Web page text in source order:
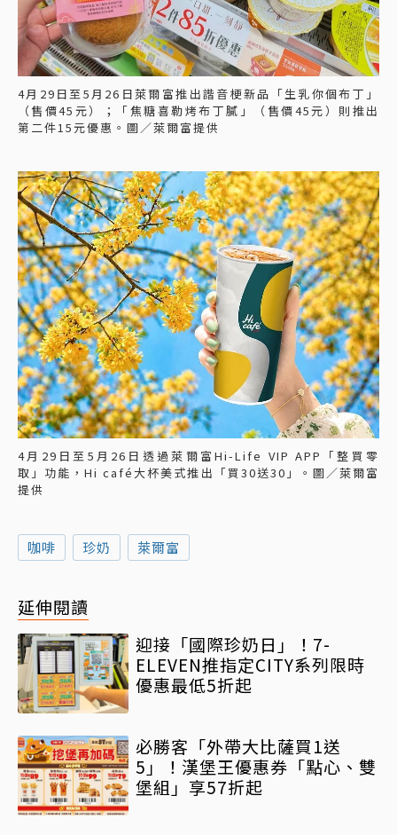
4月29日至5月26日萊爾富推出諧音梗新品「生乳你個布丁」
（售價45元）；「焦糖喜勒烤布丁膩」（售價45元）則推出
第二件15元優惠。圖／萊爾富提供
4月29日至5月26日透過萊爾富Hi-Life VIP APP「整買零
取」功能，Hi café大杯美式推出「買30送30」。圖／萊爾富
提供
咖啡 珍奶 萊爾富
延伸閱讀
迎接「國際珍奶日」！7-
ELEVEN推指定CITY系列限時
優惠最低5折起
必勝客「外帶大比薩買1送
5」！漢堡王優惠券「點心、雙
堡組」享57折起